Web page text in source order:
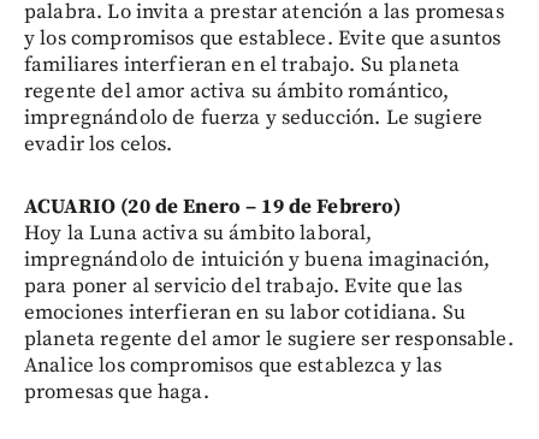
palabra. Lo invita a prestar atención a las promesas
y los compromisos que establece. Evite que asuntos
familiares interfieran en el trabajo. Su planeta
regente del amor activa su ámbito romántico,
impregnándolo de fuerza y seducción. Le sugiere
evadir los celos.
ACUARIO (20 de Enero – 19 de Febrero)
Hoy la Luna activa su ámbito laboral,
impregnándolo de intuición y buena imaginación,
para poner al servicio del trabajo. Evite que las
emociones interfieran en su labor cotidiana. Su
planeta regente del amor le sugiere ser responsable.
Analice los compromisos que establezca y las
promesas que haga.